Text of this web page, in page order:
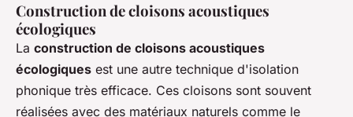
Construction de cloisons acoustiques
écologiques
La construction de cloisons acoustiques
écologiques est une autre technique d'isolation
phonique très efficace. Ces cloisons sont souvent
réalisées avec des matériaux naturels comme le